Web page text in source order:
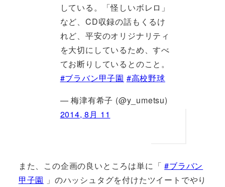
している。「怪しいボレロ」
など、CD収録の話もくるけ
れど、平安のオリジナリティ
を大切にしているため、すべ
てお断りしているとのこと。
#ブラバン甲子園 #高校野球
— 梅津有希子 (@y_umetsu)
2014, 8月 11
また、この企画の良いところは単に「#ブラバン
甲子園 」のハッシュタグを付けたツイートでやり